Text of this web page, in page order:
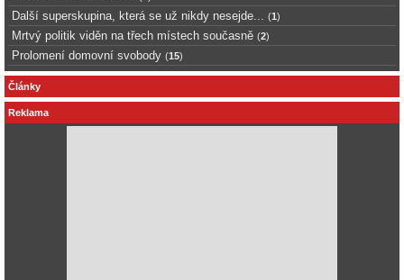
Další superskupina, která se už nikdy nesejde... (1)
Mrtvý politik viděn na třech místech současně (2)
Prolomení domovní svobody (15)
Články
Reklama